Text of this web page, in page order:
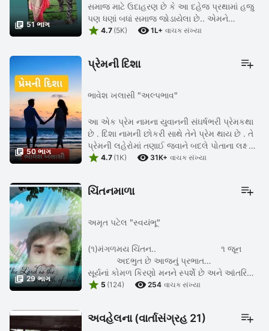
 51 ભાગ
સમાજ માટે ઉદાહરણ છે કે આ દહેજ પ્રથામાં હજુ
પણ ધણાં બધાં સમાજ જોડાયેલા છે.. એમને
સુધરવાની જરુર છે.. જેમ નદી મહાસાગર માં
 4.7 (5K)  1L+ વાચક સંખ્યા
 50 ભાગ
પ્રેમની દિશા
ભાવેશ ખલાસી "અલ્પભાવ"
આ એક પ્રેમ નામના યુવાનની સંઘર્ષભરી પ્રેમકથા
છે . દિશા નામની છોકરી સાથે તેને પ્રેમ થાય છે . તે
પ્રેમની લહેરોમાં તણાઈ જવાને બદલે પોતાના લક્ષ્ય
માટે અડગ ઊભો રહે છે. અગણિત મુશ્કેલીઓ ,
 4.7 (1K)  31K+ વાચક સંખ્યા
 29 ભાગ
ચિંતનમાળા
અમૃત પટેલ "સ્વયંભૂ"
(૧)મંગળમય ચિંતન.. ૧ જૂન
અદભુત છે આજનું પ્રભાત…
સૂર્યનાં કોમળ કિરણો મનને સ્પર્શે છે અને આંતરિક
જગતને પણ પ્રકાશિત કરે છે. જાણે કુદરત કહે છે
 5 (124)  254 વાચક સંખ્યા
અવહેલના (વાર્તાસંગ્રહ 21)